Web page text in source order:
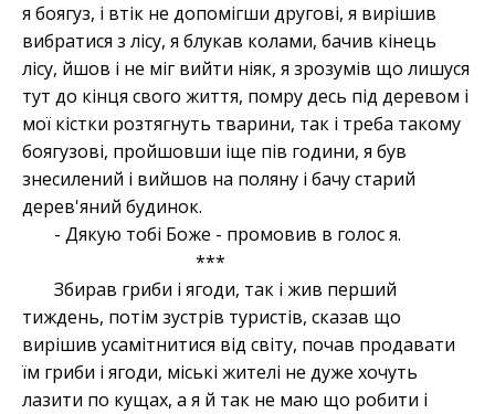
я боягуз, і втік не допомігши другові, я вирішив
вибратися з лісу, я блукав колами, бачив кінець
лісу, йшов і не міг вийти ніяк, я зрозумів що лишуся
тут до кінця свого життя, помру десь під деревом і
мої кістки розтягнуть тварини, так і треба такому
боягузові, пройшовши іще пів години, я був
знесилений і вийшов на поляну і бачу старий
дерев'яний будинок.
- Дякую тобі Боже - промовив в голос я.
***
Збирав гриби і ягоди, так і жив перший
тиждень, потім зустрів туристів, сказав що
вирішив усамітнитися від світу, почав продавати
їм гриби і ягоди, міські жителі не дуже хочуть
лазити по кущах, а я й так не маю що робити і